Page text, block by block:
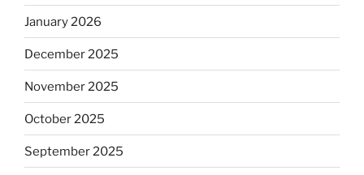
January 2026
December 2025
November 2025
October 2025
September 2025